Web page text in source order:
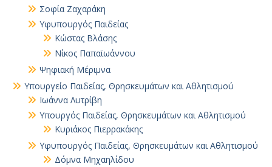
Σοφία Ζαχαράκη
Υφυπουργός Παιδείας
Κώστας Βλάσης
Νίκος Παπαϊωάννου
Ψηφιακή Μέριμνα
Υπουργείο Παιδείας, Θρησκευμάτων και Αθλητισμού
Ιωάννα Λυτρίβη
Υπουργός Παιδείας, Θρησκευμάτων και Αθλητισμού
Κυριάκος Πιερρακάκης
Υφυπουργός Παιδείας, Θρησκευμάτων και Αθλητισμού
Δόμνα Μηχαηλίδου